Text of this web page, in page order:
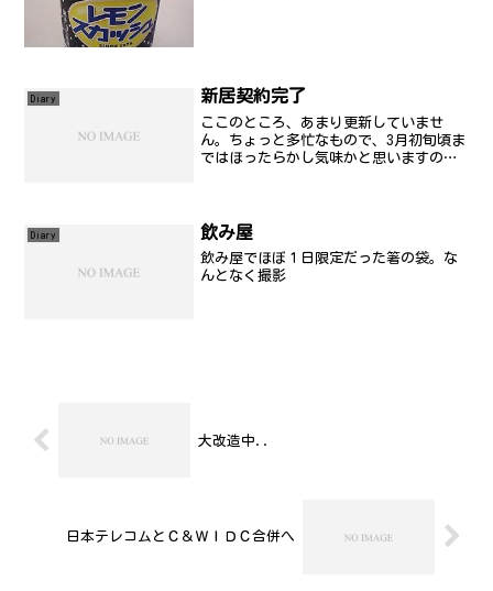
Diary 新居契約完了
ここのところ、あまり更新していませ
ん。ちょっと多忙なもので、3月初旬頃ま
ではほったらかし気味かと思いますの
て完了しました。けっこうな金...
Diary 飲み屋
飲み屋でほぼ１日限定だった箸の袋。な
んとなく撮影
大改造中..
日本テレコムとＣ＆ＷＩＤＣ合併へ